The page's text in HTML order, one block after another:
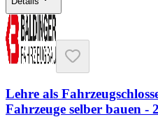
Lehre als
Fahrzeuge selber bauen -